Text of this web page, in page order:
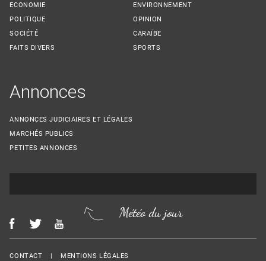
ECONOMIE
POLITIQUE
SOCIÉTÉ
FAITS DIVERS
ENVIRONNEMENT
OPINION
CARAÏBE
SPORTS
Annonces
ANNONCES JUDICIAIRES ET LÉGALES
MARCHÉS PUBLICS
PETITES ANNONCES
Météo du jour
Menu Footer
CONTACT MENTIONS LÉGALES